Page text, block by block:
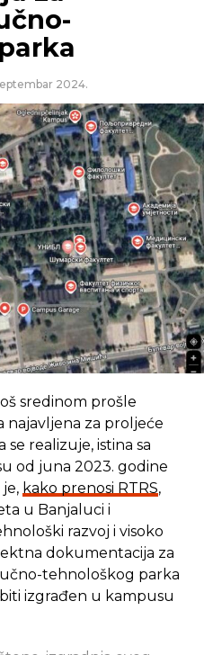
2024.
sredinom prošle
najavljena za proljeće
se realizuje, istina sa
od juna 2023. godine
kako prenosi RTRS,
u Banjaluci i
razvoj i visoko
dokumentacija za
tehnološkog parka
izgrađen u kampusu